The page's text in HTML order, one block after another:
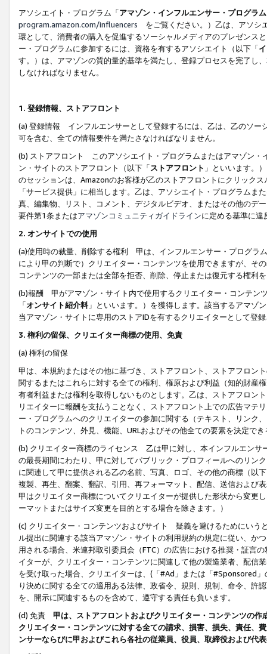
アソシエイト・プログラム「アマゾン・インフルエンサー・プログラム
program.amazon.com/influencers をご覧ください。）乙は、アソシ
環として、消費者の購入を促進するソーシャルメディアのプレゼンス
ー・プログラムに参加するには、資格を有するアソシエイト（以下「
す。）は、アマゾンの質的量的基準を満たし、登録プロセスを完了し、
しなければなりません。
1. 登録情報、ストアフロント
(a) 登録情報 インフルエンサーとして登録するには、乙は、乙のソー
可を含む、全ての情報要件を満たさなければなりません。
(b) ストアフロント このアソシエイト・プログラムまたはアマゾン・
ン・サイトのストアフロント（以下「ストアフロント 」といいます。
のセッションは、Amazonのお客様が乙のストアフロントにクリック
「サービス提供」に相当します。乙は、アソシエイト・プログラム
真、編集物、リスト、コメント、デジタルビデオ、またはその他のデ
要件第1条またはアマゾンコミュニティガイドラインに定める基準に違
2. オンサイトでの使用
(a)使用時の裁量、削除する権利 甲は、インフルエンサー・プログラ
により甲の判断で）クリエイター・コンテンツを使用できますが、そ
コンテンツの一部または全部を拒否、削除、停止または復元する権利
(b)報酬 甲がアマゾン・サイト内で使用するクリエイター・コンテン
「オンサイト紹介料」といいます。）を獲得します。該当するアマゾ
当アマゾン・サイトに専用のストアIDを有するクリエイターとして登
3. 権利の留保、クリエイター商標の使用、免責
(a) 権利の留保
甲は、本規約またはその他に基づき、ストアフロント、ストアフロン
関するまたはこれらに対する全ての権利、権原および利益（知的財産
有者利益または権利を取得しないものとします。乙は、ストアフロン
リエイターに報酬を支払うことなく、ストアフロント上での広告マテ
ー・プログラムへのクリエイターの参加に関する（テキスト、リンク
トのコンテンツ、外見、機能、URLおよびその他全ての要素を決定で
(b) クリエイター商標のライセンス 乙は甲に対し、本インフルエンサ
の最長期間にわたり、甲に対してパブリック・プロフィールへのリン
に関連して甲に提供される乙の名前、写真、ロゴ、その他の商標（以
複製、再生、翻案、翻訳、引用、再フォーマット、配信、送信および
甲はクリエイター商標についてクリエイターが提供した形状から変更
ーマットまたはサイズ変更を目的とする場合を除きます。）
(c) クリエイター・コンテンツおよびサイト 疑義を避けるためにいう
ル提出に関連する該当アマゾン・サイトの利用規約の規定に従い、か
用される場合、米連邦取引委員会（FTC）の広告における推奨・証言
イターが、クリエイター・コンテンツに関連して他の製造業者、配信
を受け取った場合、クリエイターは、(「#Ad」または「#Sponsored
り決めに関する全ての適用ある法律、政省令、規則、規制、命令、許
を、開示に関連するものを含めて、遵守する責任も負います。
(d) 免責 甲は、ストアフロントおよびクリエイター・コンテンツの
クリエイター・コンテンツに対する全ての請求、損害、損失、責任、
ンサーならびに甲およびこれら各社の従業員、役員、取締役および代